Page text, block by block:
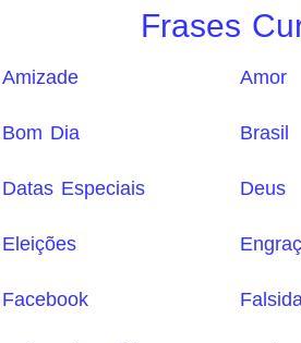
Frases
Amizade Amor
Bom Dia Brasil
Datas Especiais Deus
Eleições
Facebook